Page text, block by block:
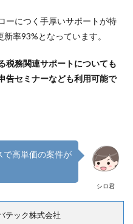
ーにつく手厚いサポートが特
率93%となっています。
税務関連サポートについても
告セミナーなども利用可能で
シロ君
で高単価の案件が
テック株式会社